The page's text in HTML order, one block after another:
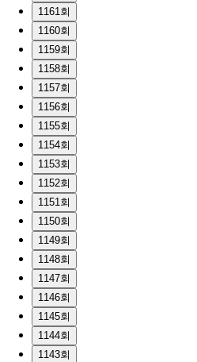
1161회
1160회
1159회
1158회
1157회
1156회
1155회
1154회
1153회
1152회
1151회
1150회
1149회
1148회
1147회
1146회
1145회
1144회
1143회